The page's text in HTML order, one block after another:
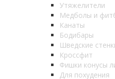
Утяжелители
Медболы и
Канаты
Бодибары
Шведские
Кроссфит
Фишки конусы
Для похудения